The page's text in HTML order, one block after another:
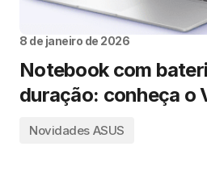
8 de janeiro de 2026
Notebook com
duração: conheça o
Novidades ASUS